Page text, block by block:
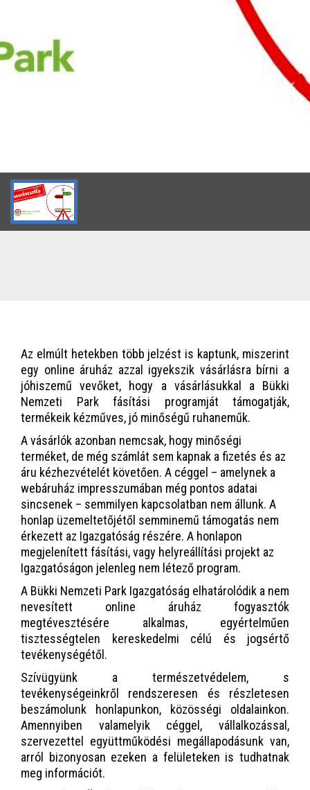
Az elmúlt hetekben több jelzést is kaptunk, miszerint
egy online áruház azzal igyekszik vásárlásra bírni a
jóhiszemű vevőket, hogy a vásárlásukkal a Bükki
Nemzeti Park fásítási programját támogatják,
termékeik kézműves, jó minőségű ruhaneműk.
A vásárlók azonban nemcsak, hogy minőségi
terméket, de még számlát sem kapnak a fizetés és az
áru kézhezvételét követően. A céggel – amelynek a
webáruház impresszumában még pontos adatai
sincsenek – semmilyen kapcsolatban nem állunk. A
honlap üzemeltetőjétől semminemű támogatás nem
érkezett az Igazgatóság részére. A honlapon
megjelenített fásítási, vagy helyreállítási projekt az
Igazgatóságon jelenleg nem létező program.
A Bükki Nemzeti Park Igazgatóság elhatárolódik a nem
nevesített online áruház fogyasztók
megtévesztésére alkalmas, egyértelműen
tisztességtelen kereskedelmi célú és jogsértő
tevékenységétől.
Szívügyünk a természetvédelem, s
tevékenységeinkről rendszeresen és részletesen
beszámolunk honlapunkon, közösségi oldalainkon.
Amennyiben valamelyik céggel, vállalkozással,
szervezettel együttműködési megállapodásunk van,
arról bizonyosan ezeken a felületeken is tudhatnak
meg információt.